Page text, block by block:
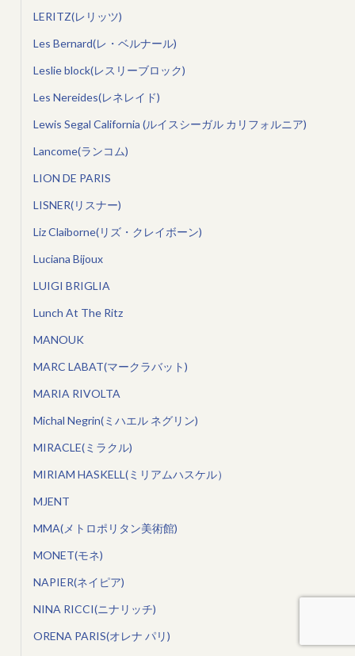
LERITZ(レリッツ)
Les Bernard(レ・ベルナール)
Leslie block(レスリーブロック)
Les Nereides(レネレイド)
Lewis Segal California (ルイスシーガル カリフォルニア)
Lancome(ランコム)
LION DE PARIS
LISNER(リスナー)
Liz Claiborne(リズ・クレイボーン)
Luciana Bijoux
LUIGI BRIGLIA
Lunch At The Ritz
MANOUK
MARC LABAT(マークラバット)
MARIA RIVOLTA
Michal Negrin(ミハエル ネグリン)
MIRACLE(ミラクル)
MIRIAM HASKELL(ミリアムハスケル）
MJENT
MMA(メトロポリタン美術館)
MONET(モネ)
NAPIER(ネイピア)
NINA RICCI(ニナリッチ)
ORENA PARIS(オレナ パリ)